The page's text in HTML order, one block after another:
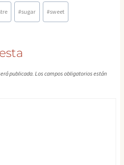
#sugar #sweet
publicada. Los campos obligatorios están